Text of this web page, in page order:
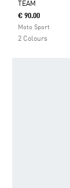
Da
TEAM
€ 90.00
Moto Sport
2 Colours